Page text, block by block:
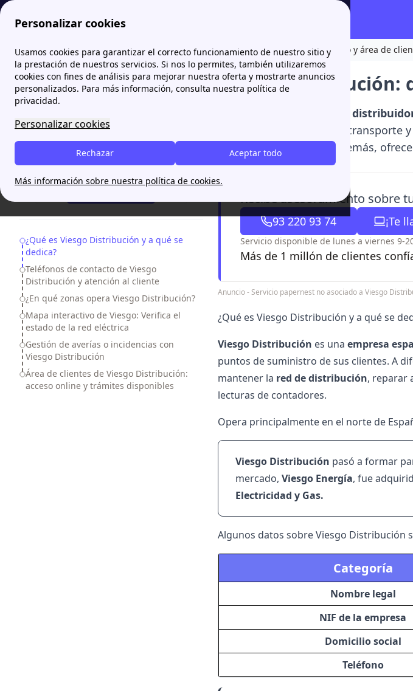
Personalizar cookies
Usamos cookies para garantizar el correcto funcionamiento de nuestro sitio y
la prestación de nuestros servicios. Si nos lo permites, también utilizaremos
cookies con fines de análisis para mejorar nuestra oferta y mostrarte anuncios
personalizados. Para más información, consulta nuestra política de
privacidad.
Personalizar cookies
Aceptar todo
Rechazar
Más información sobre nuestra política de cookies.
Papernest.es Distribuidoras de Luz y Gas Viesgo Distribución: qué es, teléfono y área de
¿Necesitas ayuda?
Table of Contents
¿Qué es Viesgo Distribución y a qué se
dedica?
Teléfonos de contacto de Viesgo
Distribución y atención al cliente
¿En qué zonas opera Viesgo Distribución?
Mapa interactivo de Viesgo: Verifica el
estado de la red eléctrica
Gestión de averías o incidencias con
Viesgo Distribución
Área de clientes de Viesgo Distribución:
acceso online y trámites disponibles
Viesgo Distribución:
. Se encarga del
seguro a los hogares. Además,
consultas y trámites.
Recibe asesoramiento sobre
93 220 93 74 ¡Te
Servicio disponible de lunes a viernes 9-
Más de 1 millón de clientes
Anuncio - Servicio papernest no asociado a Viesgo
¿Qué es Viesgo Distribución y a qué se
Viesgo Distribución es una empresa
puntos de suministro de sus clientes. A
mantener la red de distribución, reparar
lecturas de contadores.
Opera principalmente en el norte de
Viesgo Distribución pasó a formar
mercado, Viesgo Energía, fue
Electricidad y Gas.
Algunos datos sobre Viesgo Distribución
Categoría
Nombre legal
NIF de la empresa
Domicilio social
Teléfono